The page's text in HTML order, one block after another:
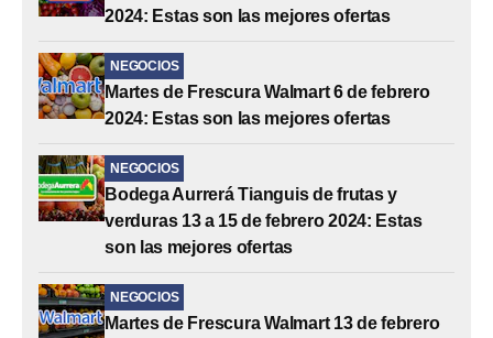
2024: Estas son las mejores ofertas
NEGOCIOS
Martes de Frescura Walmart 6 de febrero
2024: Estas son las mejores ofertas
NEGOCIOS
Bodega Aurrerá Tianguis de frutas y
verduras 13 a 15 de febrero 2024: Estas
son las mejores ofertas
NEGOCIOS
Martes de Frescura Walmart 13 de febrero